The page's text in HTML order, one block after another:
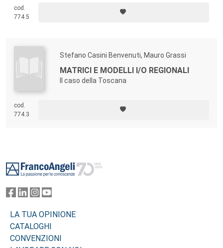
cod.
774.5
Stefano Casini Benvenuti, Mauro Grassi
MATRICI E MODELLI I/O REGIONALI
Il caso della Toscana
cod.
774.3
LA TUA OPINIONE
CATALOGHI
CONVENZIONI